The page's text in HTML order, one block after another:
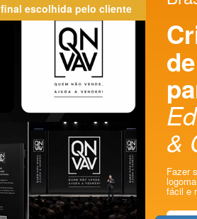
escolhida pelo cliente
de
&
Fazer
fácil e